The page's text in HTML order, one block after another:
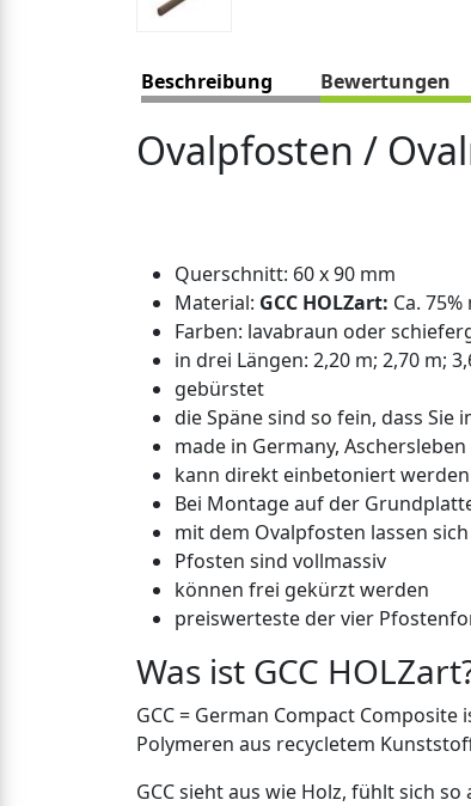
Beschreibung Bewertungen
Ovalpfosten /
Querschnitt: 60 x 90 mm
Material: GCC HOLZart: Ca.
Farben: lavabraun oder
in drei Längen: 2,20 m; 2,70 m;
gebürstet
die Späne sind so fein, dass
made in Germany, Aschersleben
kann direkt einbetoniert werden
Bei Montage auf der
mit dem Ovalpfosten lassen
Pfosten sind vollmassiv
können frei gekürzt werden
preiswerteste der vier
Was ist GCC
GCC = German Compact
Polymeren aus recycletem
GCC sieht aus wie Holz, fühlt sich